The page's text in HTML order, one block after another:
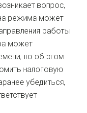
вопрос,
режима может
работы
может
но об этом
налоговую
убедиться,